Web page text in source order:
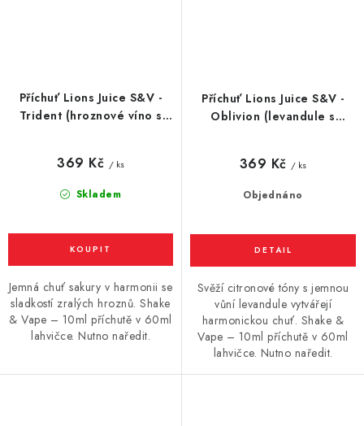
Příchuť Lions Juice S&V -
Trident (hroznové víno s
Skladem
369 Kč / ks
Jemná chuť sakury v harmonii se
sladkostí zralých hroznů. Shake
& Vape – 10ml příchutě v 60ml
lahvičce. Nutno naředit.
Příchuť Lions Juice S&V -
Oblivion (levandule s
Objednáno
369 Kč / ks
Svěží citronové tóny s jemnou
vůní levandule vytvářejí
harmonickou chuť. Shake &
Vape – 10ml příchutě v 60ml
lahvičce. Nutno naředit.